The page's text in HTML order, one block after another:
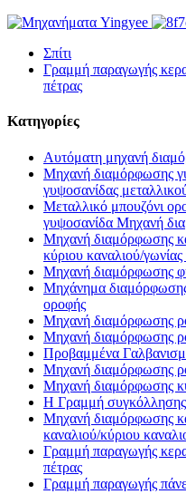
Σπίτι
Γραμμή παραγωγής
πέτρας
Κατηγορίες
Αυτόματη μηχανή
Μηχανή διαμόρφωσης
γυψοσανίδας
Μεταλλικό μπουζόνι
γυψοσανίδα Μηχανή
Μηχανή διαμόρφωσης
κύριου καναλιού/γωνίας
Μηχανή διαμόρφωσης
Μηχάνημα
οροφής
Μηχανή διαμόρφωσης
Μηχανή διαμόρφωσης
Προβαμμένα
Μηχανή διαμόρφωσης
Μηχανή διαμόρφωσης
H Γραμμή
Μηχανή διαμόρφωσης
καναλιού/κύριου
Γραμμή παραγωγής
πέτρας
Γραμμή παραγωγής